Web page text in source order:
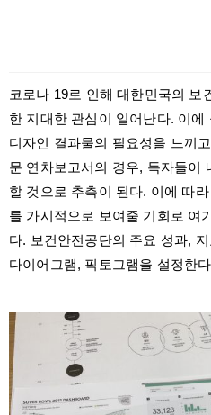
코로나 19로 인해 대한민국의 보
한 지대한 관심이 일어난다. 이
디자인 결과물의 필요성을 느끼
문 연차보고서의 경우, 독자들이
할 것으로 추측이 된다. 이에 따
를 가시적으로 보여줄 기회로 여
다. 보건안전공단의 주요 성과,
다이어그램, 픽토그램을 설정한